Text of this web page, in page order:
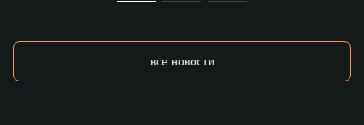
все новости